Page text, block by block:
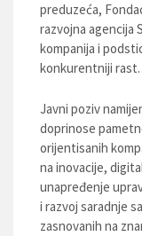
preduzeća,
razvojna agencija
kompanija i
konkurentniji rast.
Javni poziv
doprinose
orijentisanih
na inovacije,
unapređenje
i razvoj saradnje
zasnovanih na